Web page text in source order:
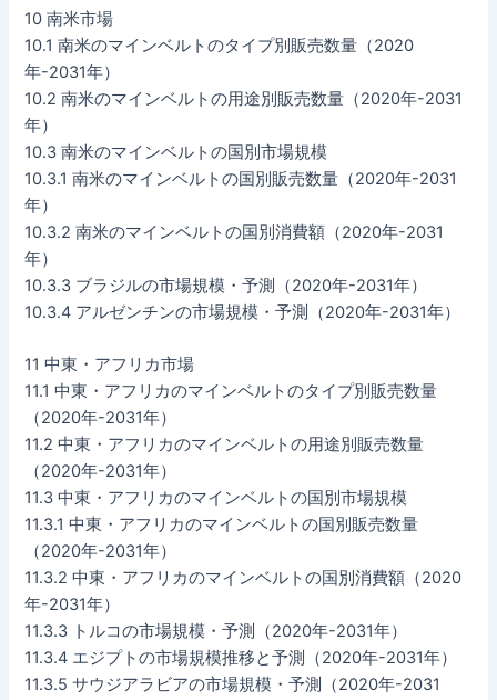
10 南米市場
10.1 南米のマインベルトのタイプ別販売数量（2020
年-2031年）
10.2 南米のマインベルトの用途別販売数量（2020年-2031
年）
10.3 南米のマインベルトの国別市場規模
10.3.1 南米のマインベルトの国別販売数量（2020年-2031
年）
10.3.2 南米のマインベルトの国別消費額（2020年-2031
年）
10.3.3 ブラジルの市場規模・予測（2020年-2031年）
10.3.4 アルゼンチンの市場規模・予測（2020年-2031年）
11 中東・アフリカ市場
11.1 中東・アフリカのマインベルトのタイプ別販売数量
（2020年-2031年）
11.2 中東・アフリカのマインベルトの用途別販売数量
（2020年-2031年）
11.3 中東・アフリカのマインベルトの国別市場規模
11.3.1 中東・アフリカのマインベルトの国別販売数量
（2020年-2031年）
11.3.2 中東・アフリカのマインベルトの国別消費額（2020
年-2031年）
11.3.3 トルコの市場規模・予測（2020年-2031年）
11.3.4 エジプトの市場規模推移と予測（2020年-2031年）
11.3.5 サウジアラビアの市場規模・予測（2020年-2031